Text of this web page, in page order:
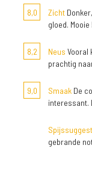
8,0
Zicht
gloed.
8,2 Neus Vooral
prachtig
9,0 Smaak De
interessant.
gebrande